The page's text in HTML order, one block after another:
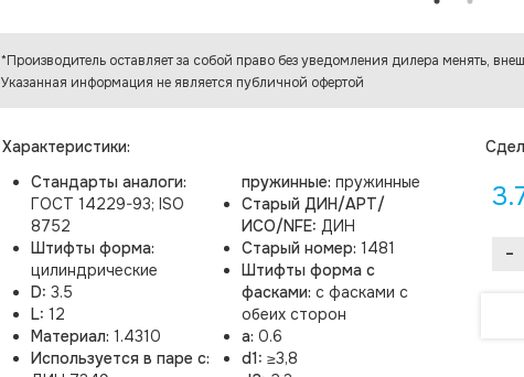
Характеристики:
Стандарты аналоги:
ГОСТ 14229-93; ISO
8752
Штифты форма:
цилиндрические
D: 3.5
L: 12
Материал: 1.4310
Используется в паре с:
пружинные: пружинные
Старый ДИН/АРТ/
ИСО/NFE: ДИН
Старый номер: 1481
Штифты форма с
фасками: с фасками с
обеих сторон
a: 0.6
d1: ≥3,8
-
*Производитель оставляет за собой право без уведомления дилера менять,
Указанная информация не является публичной офертой